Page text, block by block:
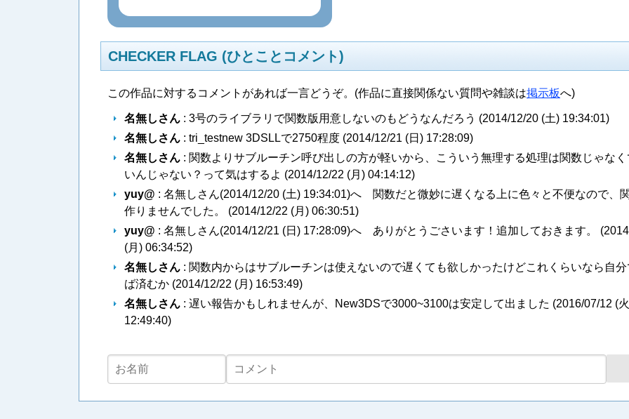
CHECKER FLAG (ひとことコメント)
この作品に対するコメントがあれば一言どうぞ。(作品に直接関係ない質問や雑談は掲示板へ)
名無しさん : 3号のライブラリで関数版用意しないのもどうなんだろう (2014/12/20 (土) 19:34:01)
名無しさん : tri_testnew 3DSLLで2750程度 (2014/12/21 (日) 17:28:09)
名無しさん : 関数よりサブルーチン呼び出しの方が軽いから、こういう無理する処理は関数じゃな
いんじゃない？って気はするよ (2014/12/22 (月) 04:14:12)
yuy@ : 名無しさん(2014/12/20 (土) 19:34:01)へ 関数だと微妙に遅くなる上に色々と不便なので、
作りませんでした。 (2014/12/22 (月) 06:30:51)
yuy@ : 名無しさん(2014/12/21 (日) 17:28:09)へ ありがとうごさいます！追加しておきます。 (
(月) 06:34:52)
名無しさん : 関数内からはサブルーチンは使えないので遅くても欲しかったけどこれくらいなら自
ば済むか (2014/12/22 (月) 16:53:49)
名無しさん : 遅い報告かもしれませんが、New3DSで3000~3100は安定して出ました (2016/07/12 (
12:49:40)